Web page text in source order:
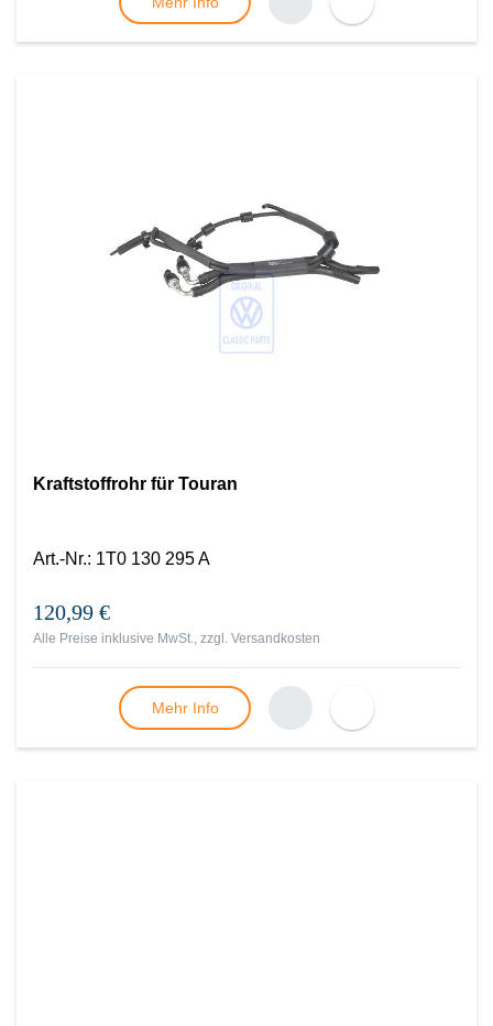
Kraftstoffrohr für Touran
Art.-Nr.: 1T0 130 295 A
120,99 €
Alle Preise inklusive MwSt., zzgl. Versandkosten
Mehr Info